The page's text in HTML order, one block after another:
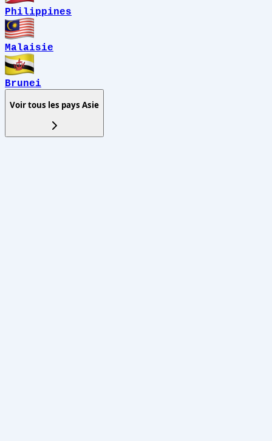
Philippines
Malaisie
Brunei
Voir tous les pays Asie